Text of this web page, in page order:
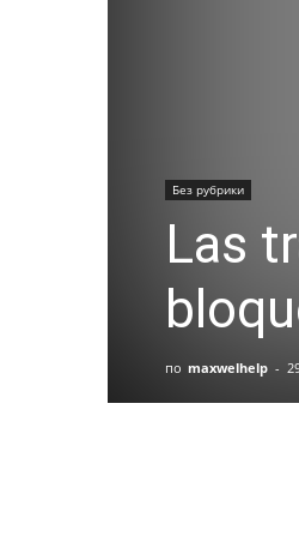
Без рубрики
Las
по maxwelhelp -